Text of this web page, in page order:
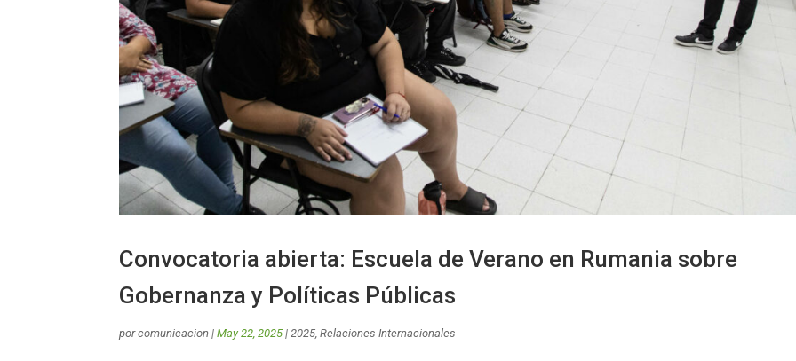
Convocatoria abierta: Escuela de Verano en Rumania sobre
Gobernanza y Políticas Públicas
porcomunicacion |May 22, 2025 |2025,Relaciones Internacionales